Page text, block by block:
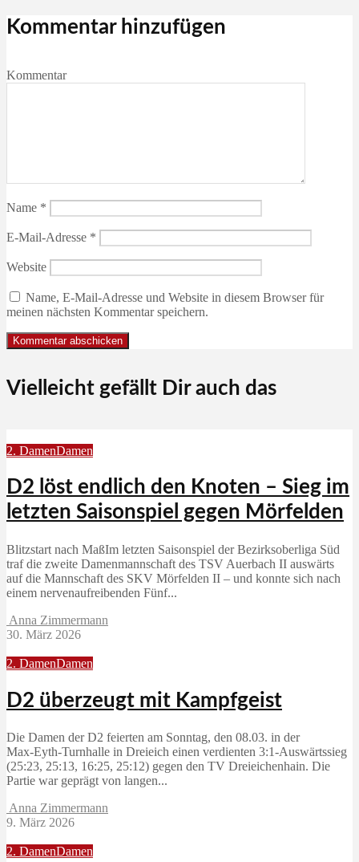
Kommentar hinzufügen
Kommentar
Name *
E-Mail-Adresse *
Website
Name, E-Mail-Adresse und Website in diesem Browser für
meinen nächsten Kommentar speichern.
Vielleicht gefällt Dir auch das
2. DamenDamen
D2 löst endlich den Knoten – Sieg im
letzten Saisonspiel gegen Mörfelden
Blitzstart nach MaßIm letzten Saisonspiel der Bezirksoberliga Süd
traf die zweite Damenmannschaft des TSV Auerbach II auswärts
auf die Mannschaft des SKV Mörfelden II – und konnte sich nach
einem nervenaufreibenden Fünf...
Anna Zimmermann
30. März 2026
2. DamenDamen
D2 überzeugt mit Kampfgeist
Die Damen der D2 feierten am Sonntag, den 08.03. in der
Max‑Eyth‑Turnhalle in Dreieich einen verdienten 3:1‑Auswärtssieg
(25:23, 25:13, 16:25, 25:12) gegen den TV Dreieichenhain. Die
Partie war geprägt von langen...
Anna Zimmermann
9. März 2026
2. DamenDamen